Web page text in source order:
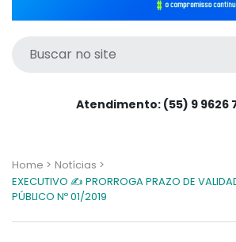
Atendimento: (55) 9 9626
Home > Notícias >
EXECUTIVO ✍️ PRORROGA PRAZO DE
PÚBLICO Nº 01/2019